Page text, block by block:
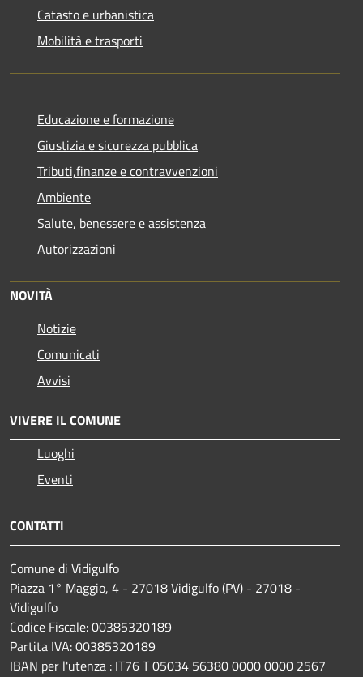
Catasto e urbanistica
Mobilità e trasporti
Educazione e formazione
Giustizia e sicurezza pubblica
Tributi,finanze e contravvenzioni
Ambiente
Salute, benessere e assistenza
Autorizzazioni
NOVITÀ
Notizie
Comunicati
Avvisi
VIVERE IL COMUNE
Luoghi
Eventi
CONTATTI
Comune di Vidigulfo
Piazza 1° Maggio, 4 - 27018 Vidigulfo (PV) - 27018 -
Vidigulfo
Codice Fiscale: 00385320189
Partita IVA: 00385320189
IBAN per l'utenza : IT76 T 05034 56380 0000 0000 2567